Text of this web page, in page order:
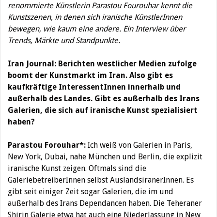
renommierte Künstlerin Parastou Fourouhar kennt die
Kunstszenen, in denen sich iranische KünstlerInnen
bewegen, wie kaum eine andere. Ein Interview über
Trends, Märkte und Standpunkte.
Iran Journal: Berichten westlicher Medien zufolge
boomt der Kunstmarkt im Iran. Also gibt es
kaufkräftige InteressentInnen innerhalb und
außerhalb des Landes. Gibt es außerhalb des Irans
Galerien, die sich auf iranische Kunst spezialisiert
haben?
Parastou Forouhar*: Ich weiß von Galerien in Paris,
New York, Dubai, nahe München und Berlin, die explizit
iranische Kunst zeigen. Oftmals sind die
GaleriebetreiberInnen selbst AuslandsiranerInnen. Es
gibt seit einiger Zeit sogar Galerien, die im und
außerhalb des Irans Dependancen haben. Die Teheraner
Shirin Galerie etwa hat auch eine Niederlassung in New